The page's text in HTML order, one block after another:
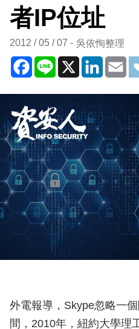
者IP位址
2012 / 05 / 07 吳依恂整理
Facebook
Line X
外電報導，Skype忽略一
間，2010年，紐約大學理